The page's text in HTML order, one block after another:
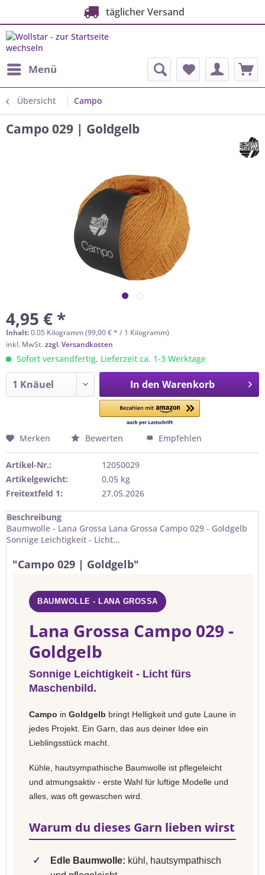
täglicher Versand
Menü
Übersicht Campo
Campo 029 | Goldgelb
4,95 € *
Inhalt:0.05 Kilogramm (99,00 € * / 1 Kilogramm)
inkl. MwSt.zzgl. Versandkosten
Sofort versandfertig, Lieferzeit ca. 1-3 Werktage
In den Warenkorb
Merken Bewerten Empfehlen
Artikel-Nr.:
12050029
Artikelgewicht:
0,05 kg
Freitextfeld 1:
27.05.2026
Beschreibung
Baumwolle - Lana Grossa Lana Grossa Campo 029 - Goldgelb
Sonnige Leichtigkeit - Licht...
"Campo 029 | Goldgelb"
BAUMWOLLE - LANA GROSSA
Lana Grossa Campo 029 -
Goldgelb
Sonnige Leichtigkeit - Licht fürs
Maschenbild.
Campo in Goldgelb bringt Helligkeit und gute Laune in
jedes Projekt. Ein Garn, das aus deiner Idee ein
Lieblingsstück macht.
Kühle, hautsympathische Baumwolle ist pflegeleicht
und atmungsaktiv - erste Wahl für luftige Modelle und
alles, was oft gewaschen wird.
Warum du dieses Garn lieben wirst
✓ Edle Baumwolle: kühl, hautsympathisch